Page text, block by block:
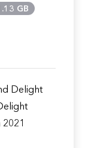
GB
Delight